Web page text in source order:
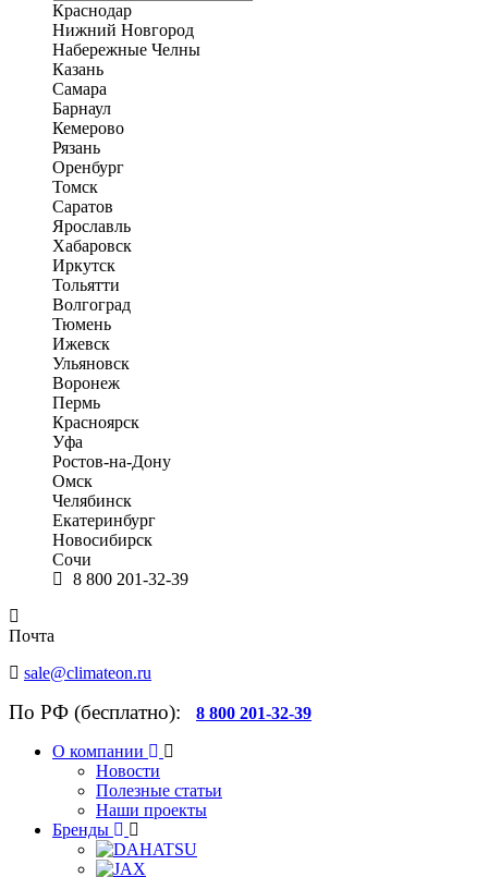
Краснодар
Нижний Новгород
Набережные Челны
Казань
Самара
Барнаул
Кемерово
Рязань
Оренбург
Томск
Саратов
Ярославль
Хабаровск
Иркутск
Тольятти
Волгоград
Тюмень
Ижевск
Ульяновск
Воронеж
Пермь
Красноярск
Уфа
Ростов-на-Дону
Омск
Челябинск
Екатеринбург
Новосибирск
Сочи
8 800 201-32-39
Почта
sale@climateon.ru
По РФ (бесплатно): 8 800 201-32-39
О компании
Новости
Полезные статьи
Наши проекты
Бренды